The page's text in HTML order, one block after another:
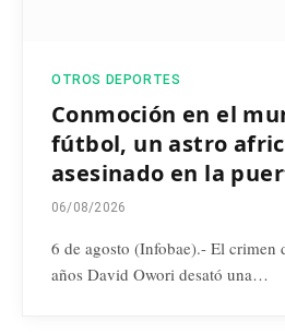
OTROS DEPORTES
Conmoción en el
fútbol, un astro
asesinado en la
06/08/2026
6 de agosto (Infobae).- El crimen
años David Owori desató una…